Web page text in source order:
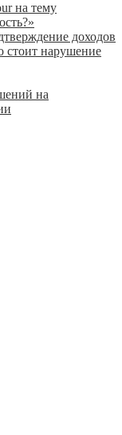
на тему
доходов
нарушение
на